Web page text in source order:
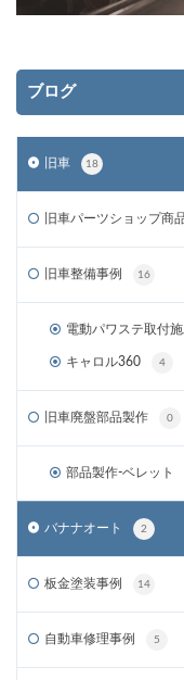
ブログ
旧車 18
旧車パーツショップ商
旧車整備事例 16
電動パワステ取付施
キャロル360 4
旧車廃盤部品製作 0
部品製作-ベレット
バナナオート 2
板金塗装事例 14
自動車修理事例 5